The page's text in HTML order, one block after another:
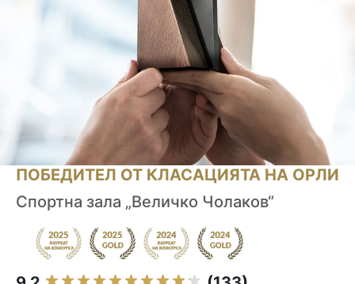
ПОБЕДИТЕЛ ОТ КЛАСАЦИЯТА НА ОРЛИ
Спортна зала „Величко Чолаков“